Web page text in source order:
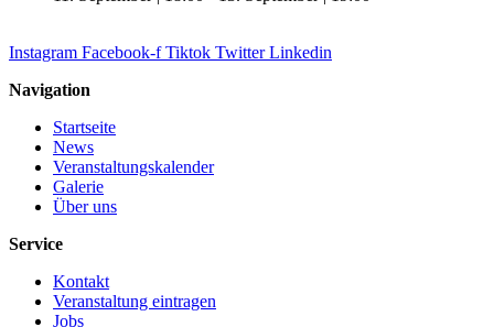
Instagram Facebook-f Tiktok Twitter Linkedin
Navigation
Startseite
News
Veranstaltungskalender
Galerie
Über uns
Service
Kontakt
Veranstaltung eintragen
Jobs